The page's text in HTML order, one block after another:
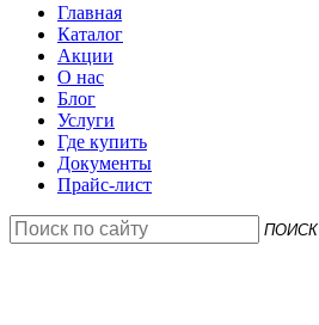
Главная
Каталог
Акции
О нас
Блог
Услуги
Где купить
Документы
Прайс-лист
ПОИСК